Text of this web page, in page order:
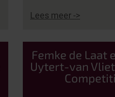
Lees meer ->
Femke de Laat
Uytert-van